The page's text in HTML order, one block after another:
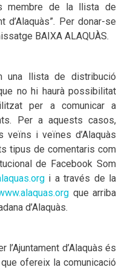
membre de la llista de
d’Alaquàs”. Per donar-se
BAIXA ALAQUÀS.
una llista de distribució
no hi haurà possibilitat
per a comunicar a
Per a aquests casos,
veïns i veïnes d’Alaquàs
tipus de comentaris com
de Facebook Som
i a través de la
que arriba
d’Alaquàs.
d’Alaquàs és
ofereix la comunicació